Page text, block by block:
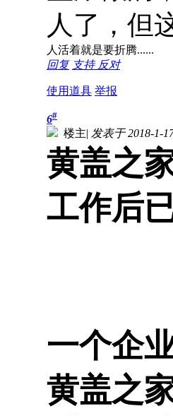
人了，但
人活着就是要折腾......
回复 支持 反对
使用道具 举报
6#
楼主| 发表于 2018-1-
黄盖之
工作后
一个企
黄盖之